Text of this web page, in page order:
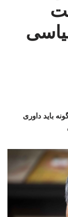
باید داوری